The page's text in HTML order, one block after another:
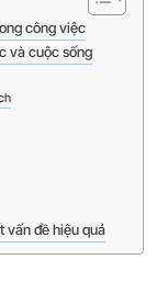
công việc
và cuộc sống
vấn đề hiệu quả